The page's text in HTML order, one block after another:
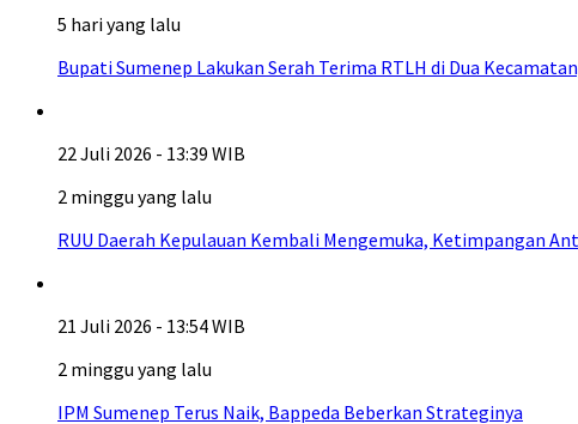
5 hari yang lalu
Bupati Sumenep Lakukan Serah Terima RTLH di Dua
22 Juli 2026 - 13:39 WIB
2 minggu yang lalu
RUU Daerah Kepulauan Kembali Mengemuka, Ketimpangan
21 Juli 2026 - 13:54 WIB
2 minggu yang lalu
IPM Sumenep Terus Naik, Bappeda Beberkan Strateginya